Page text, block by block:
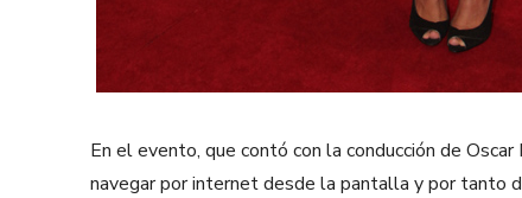
En el evento, que contó con la conducción de
navegar por internet desde la pantalla y por tanto